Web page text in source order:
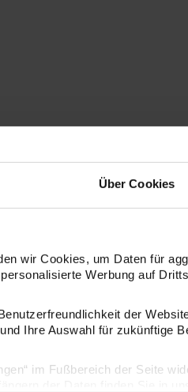
Über Cookies
wir Cookies, um Daten für
Werbung auf
der
Ihre Auswahl für zukünftige
im Fußbereich der Seite
neongrün 20 Stück
Paper Poetry Geschenkanhänger